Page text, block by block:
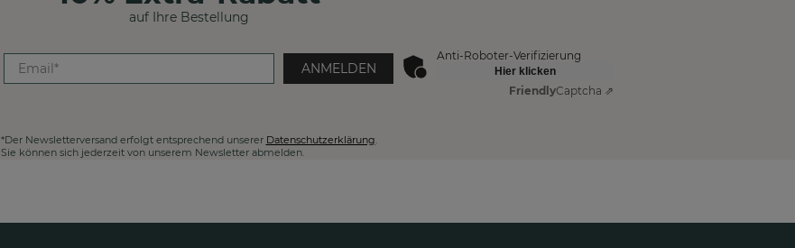
auf Ihre Bestellung
ANMELDEN
Anti-Roboter-Verifizierung
Hier klicken
FriendlyCaptcha ⇗
*Der Newsletterversand erfolgt entsprechend unserer Datenschutzerklärung.
Sie können sich jederzeit von unserem Newsletter abmelden.